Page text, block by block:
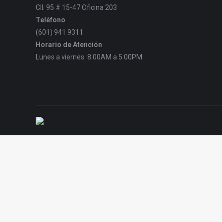
Cll. 95 # 15-47 Oficina 203
Teléfono
(601) 941 9311
Horario de Atención
Lunes a viernes: 8:00AM a 5:00PM